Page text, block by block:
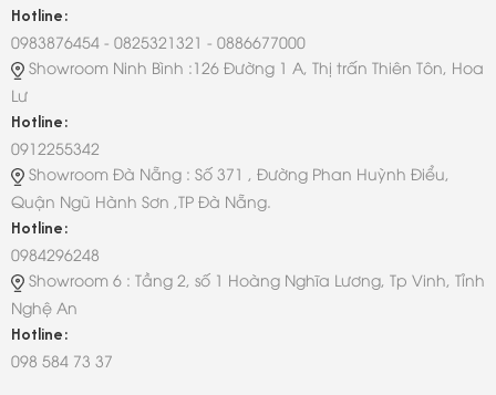
Hotline:
0983876454 - 0825321321 - 0886677000
Showroom Ninh Bình :126 Đường 1 A, Thị trấn Thiên Tôn, Hoa
Lư
Hotline:
0912255342
Showroom Đà Nẵng : Số 371 , Đường Phan Huỳnh Điểu,
Quận Ngũ Hành Sơn ,TP Đà Nẵng.
Hotline:
0984296248
Showroom 6 : Tầng 2, số 1 Hoàng Nghĩa Lương, Tp Vinh, Tỉnh
Nghệ An
Hotline:
098 584 73 37